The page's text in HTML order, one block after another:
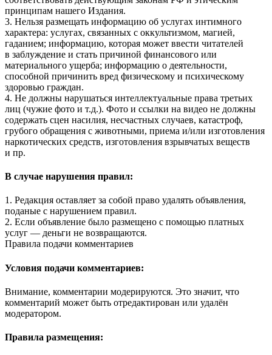
принципам нашего Издания.
3. Нельзя размещать информацию об услугах интимного
характера: услугах, связанных с оккультизмом, магией,
гаданием; информацию, которая может ввести читателей
в заблуждение и стать причиной финансового или
материального ущерба; информацию о деятельности,
способной причинить вред физическому и психическому
здоровью граждан.
4. Не должны нарушаться интеллектуальные права третьих
лиц (чужие фото и т.д.). Фото и ссылки на видео не должны
содержать сцен насилия, несчастных случаев, катастроф,
грубого обращения с животными, приема и/или изготовления
наркотических средств, изготовления взрывчатых веществ
и пр.
В случае нарушения правил:
1. Редакция оставляет за собой право удалять объявления,
поданые с нарушением правил.
2. Если объявление было размещено с помощью платных
услуг — деньги не возвращаются.
Правила подачи комментариев
Условия подачи комментариев:
Внимание, комментарии модерируются. Это значит, что
комментарий может быть отредактирован или удалён
модератором.
Правила размещения: